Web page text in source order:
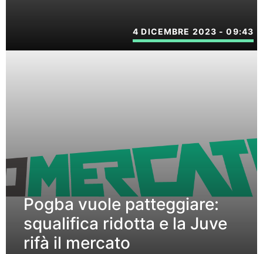
4 DICEMBRE 2023 - 09:43
Pogba vuole patteggiare:
squalifica ridotta e la Juve
rifà il mercato